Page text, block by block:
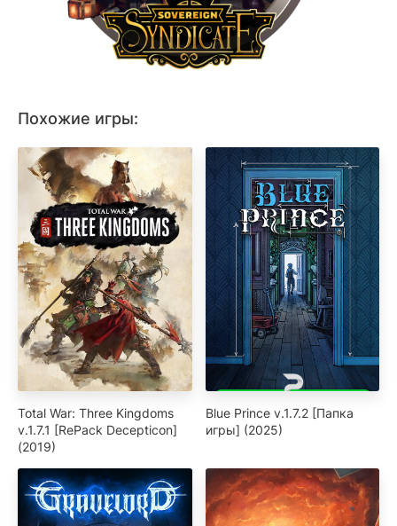
Похожие игры:
Total War: Three Kingdoms
v.1.7.1 [RePack Decepticon]
(2019)
Blue Prince v.1.7.2 [Папка
игры] (2025)